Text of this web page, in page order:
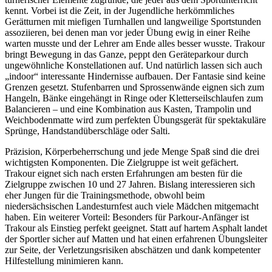
kennt. Vorbei ist die Zeit, in der Jugendliche herkömmliches
Gerätturnen mit miefigen Turnhallen und langweilige Sportstunden
assoziieren, bei denen man vor jeder Übung ewig in einer Reihe
warten musste und der Lehrer am Ende alles besser wusste. Trakour
bringt Bewegung in das Ganze, peppt den Geräteparkour durch
ungewöhnliche Konstellationen auf. Und natürlich lassen sich auch
„indoor“ interessante Hindernisse aufbauen. Der Fantasie sind keine
Grenzen gesetzt. Stufenbarren und Sprossenwände eignen sich zum
Hangeln, Bänke eingehängt in Ringe oder Kletterseilschlaufen zum
Balancieren – und eine Kombination aus Kasten, Trampolin und
Weichbodenmatte wird zum perfekten Übungsgerät für spektakuläre
Sprünge, Handstandüberschläge oder Salti.
Präzision, Körperbeherrschung und jede Menge Spaß sind die drei
wichtigsten Komponenten. Die Zielgruppe ist weit gefächert.
Trakour eignet sich nach ersten Erfahrungen am besten für die
Zielgruppe zwischen 10 und 27 Jahren. Bislang interessieren sich
eher Jungen für die Trainingsmethode, obwohl beim
niedersächsischen Landesturnfest auch viele Mädchen mitgemacht
haben. Ein weiterer Vorteil: Besonders für Parkour-Anfänger ist
Trakour als Einstieg perfekt geeignet. Statt auf hartem Asphalt landet
der Sportler sicher auf Matten und hat einen erfahrenen Übungsleiter
zur Seite, der Verletzungsrisiken abschätzen und dank kompetenter
Hilfestellung minimieren kann.